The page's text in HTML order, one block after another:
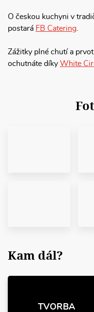
O českou kuchyni v
postará FB Catering
Zážitky plné chutí a
ochutnáte díky White
Kam dál?
TVORBA